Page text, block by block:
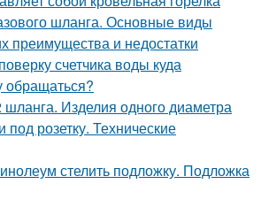
шланга. Основные виды
преимущества и недостатки
счетчика воды куда
обращаться?
шланга. Изделия одного диаметра
под розетку. Технические
стелить подложку. Подложка